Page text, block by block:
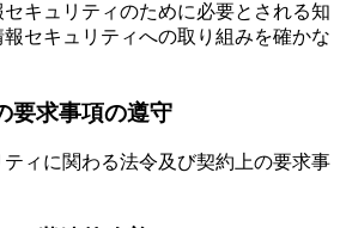
キュリティのために必要とされる知
セキュリティへの取り組みを確かな
要求事項の遵守
ィに関わる法令及び契約上の要求事